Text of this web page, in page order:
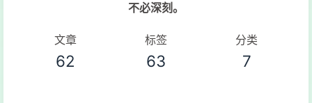
不必深刻。
文章
62
标签
63
分类
7